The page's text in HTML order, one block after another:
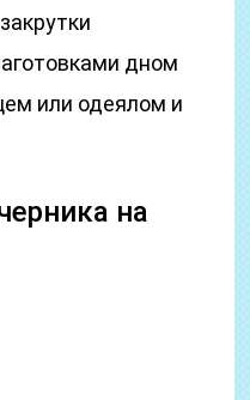
дном
или одеялом и
на